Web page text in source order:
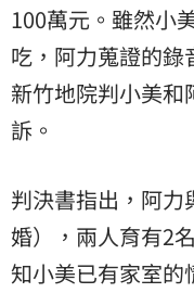
100萬元。雖然小
吃 ，阿力蒐證的
新竹地院判小美和
訴。
判決書指出，阿力
婚），兩人育有2
知小美已有家室的